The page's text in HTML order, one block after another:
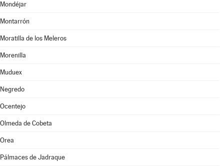
Mondéjar
Montarrón
Moratilla de los Meleros
Morenilla
Muduex
Negredo
Ocentejo
Olmeda de Cobeta
Orea
Pálmaces de Jadraque